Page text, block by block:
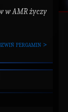
w AMR życzy
pergamin >